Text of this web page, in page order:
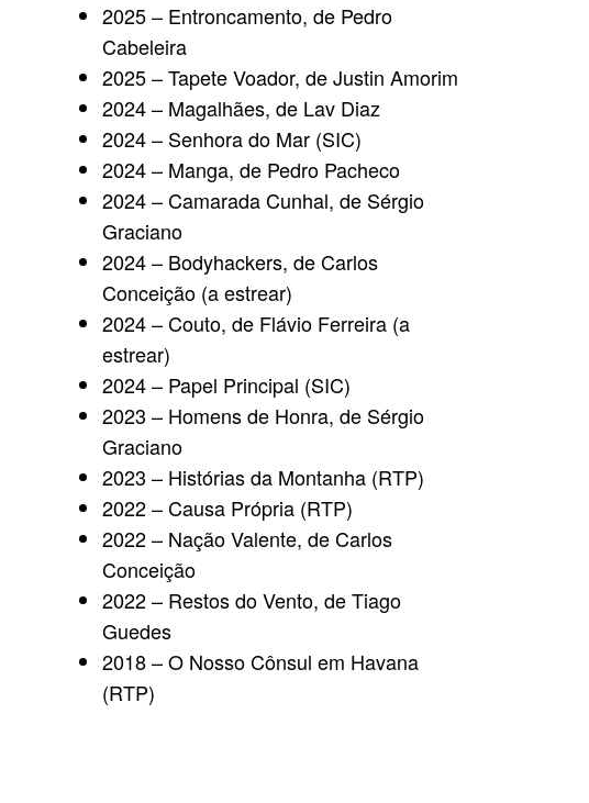
2025 – Entroncamento, de Pedro
Cabeleira
2025 – Tapete Voador, de Justin Amorim
2024 – Magalhães, de Lav Diaz
2024 – Senhora do Mar (SIC)
2024 – Manga, de Pedro Pacheco
2024 – Camarada Cunhal, de Sérgio
Graciano
2024 – Bodyhackers, de Carlos
Conceição (a estrear)
2024 – Couto, de Flávio Ferreira (a
estrear)
2024 – Papel Principal (SIC)
2023 – Homens de Honra, de Sérgio
Graciano
2023 – Histórias da Montanha (RTP)
2022 – Causa Própria (RTP)
2022 – Nação Valente, de Carlos
Conceição
2022 – Restos do Vento, de Tiago
Guedes
2018 – O Nosso Cônsul em Havana
(RTP)